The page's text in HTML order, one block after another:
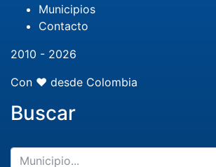
Municipios
Contacto
2010 - 2026
Con ❤️ desde Colombia
Buscar